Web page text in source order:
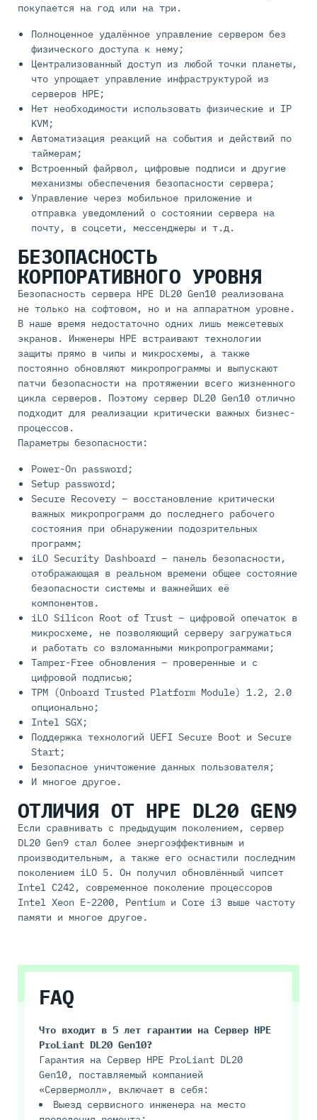
покупается на год или на три.
Полноценное удалённое управление сервером без
физического доступа к нему;
Централизованный доступ из любой точки планеты,
что упрощает управление инфраструктурой из
серверов HPE;
Нет необходимости использовать физические и IP
KVM;
Автоматизация реакций на события и действий по
таймерам;
Встроенный файрвол, цифровые подписи и другие
механизмы обеспечения безопасности сервера;
Управление через мобильное приложение и
отправка уведомлений о состоянии сервера на
почту, в соцсети, мессенджеры и т.д.
БЕЗОПАСНОСТЬ
КОРПОРАТИВНОГО УРОВНЯ
Безопасность сервера HPE DL20 Gen10 реализована
не только на софтовом, но и на аппаратном уровне.
В наше время недостаточно одних лишь межсетевых
экранов. Инженеры HPE встраивают технологии
защиты прямо в чипы и микросхемы, а также
постоянно обновляют микропрограммы и выпускают
патчи безопасности на протяжении всего жизненного
цикла серверов. Поэтому сервер DL20 Gen10 отлично
подходит для реализации критически важных бизнес-
процессов.
Параметры безопасности:
Power-On password;
Setup password;
Secure Recovery – восстановление критически
важных микропрограмм до последнего рабочего
состояния при обнаружении подозрительных
программ;
iLO Security Dashboard – панель безопасности,
отображающая в реальном времени общее состояние
безопасности системы и важнейших её
компонентов.
iLO Silicon Root of Trust – цифровой опечаток в
микросхеме, не позволяющий серверу загружаться
и работать со взломанными микропрограммами;
Tamper-Free обновления – проверенные и с
цифровой подписью;
TPM (Onboard Trusted Platform Module) 1.2, 2.0
опционально;
Intel SGX;
Поддержка технологий UEFI Secure Boot и Secure
Start;
Безопасное уничтожение данных пользователя;
И многое другое.
ОТЛИЧИЯ ОТ HPE DL20 GEN9
Если сравнивать с предыдущим поколением, сервер
DL20 Gen9 стал более энергоэффективным и
производительным, а также его оснастили последним
поколением iLO 5. Он получил обновлённый чипсет
Intel C242, современное поколение процессоров
Intel Xeon E-2200, Pentium и Core i3 выше частоту
памяти и многое другое.
FAQ
Что входит в 5 лет гарантии на Сервер HPE
ProLiant DL20 Gen10?
Гарантия на Сервер HPE ProLiant DL20
Gen10, поставляемый компанией
«Сервермолл», включает в себя:
Выезд сервисного инженера на место